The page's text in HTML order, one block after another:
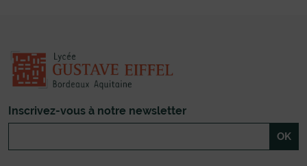
Inscrivez-vous à notre newsletter